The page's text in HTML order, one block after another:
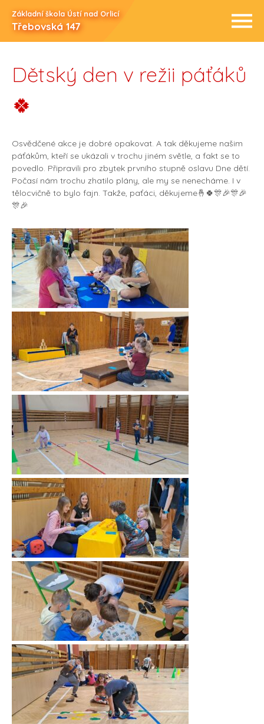
Základní škola Ústí nad Orlicí
Třebovská 147
Dětský den v režii páťáků
🍀
Osvědčené akce je dobré opakovat. A tak děkujeme našim
páťákům, kteří se ukázali v trochu jiném světle, a fakt se to
povedlo. Připravili pro zbytek prvního stupně oslavu Dne dětí.
Počasí nám trochu zhatilo plány, ale my se nenecháme. I v
tělocvičně to bylo fajn. Takže, paťáci, děkujeme🤞🍀🎊🎉🎊🎉
🎊🎉